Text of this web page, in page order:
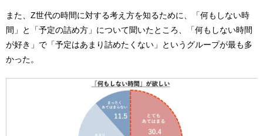
また、Z世代の時間に対する考え方を知るために、「何もしない時
間」と「予定の詰め方」について聞いたところ、「何もしない時間
が好き」で「予定はあまり詰めたくない」というグループが最も多
かった。